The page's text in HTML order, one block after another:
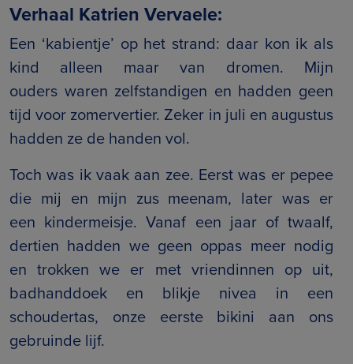
Verhaal Katrien Vervaele:
Een ‘kabientje’ op het strand: daar kon ik als
kind alleen maar van dromen. Mijn
ouders waren zelfstandigen en hadden geen
tijd voor zomervertier. Zeker in juli en augustus
hadden ze de handen vol.
Toch was ik vaak aan zee. Eerst was er pepee
die mij en mijn zus meenam, later was er
een kindermeisje. Vanaf een jaar of twaalf,
dertien hadden we geen oppas meer nodig
en trokken we er met vriendinnen op uit,
badhanddoek en blikje nivea in een
schoudertas, onze eerste bikini aan ons
gebruinde lijf.